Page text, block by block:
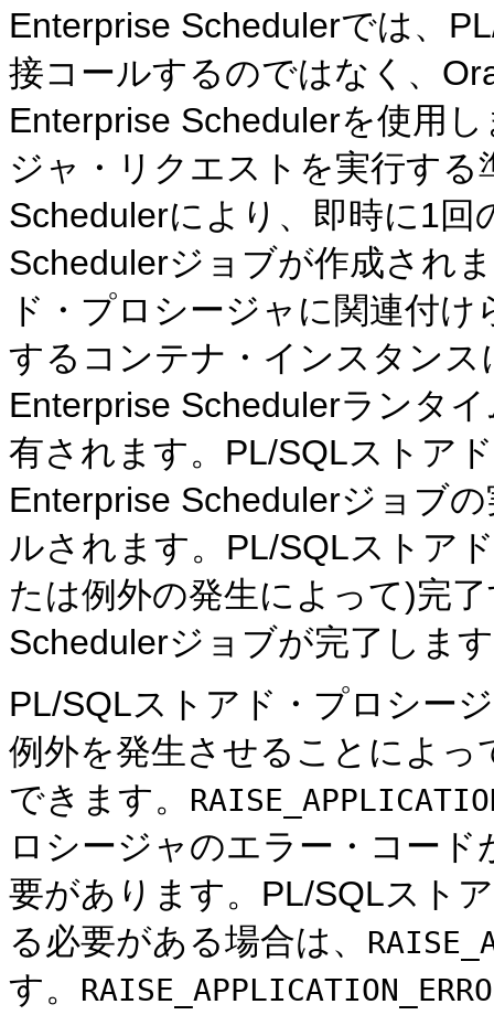
Enterprise Schedulerでは、
接コールするのではなく、
Enterprise Schedulerを使用
ジャ・リクエストを実行す
Schedulerにより、即時に1
Schedulerジョブが作成され
ド・プロシージャに関連付
するコンテナ・インスタン
Enterprise Schedulerランタ
有されます。PL/SQLストア
Enterprise Schedulerジョブ
ルされます。PL/SQLストア
たは例外の発生によって)完
Schedulerジョブが完了しま
PL/SQLストアド・プロシー
例外を発生させることによ
できます。
ロシージャのエラー・コー
要があります。PL/SQLスト
る必要がある場合は、
す。